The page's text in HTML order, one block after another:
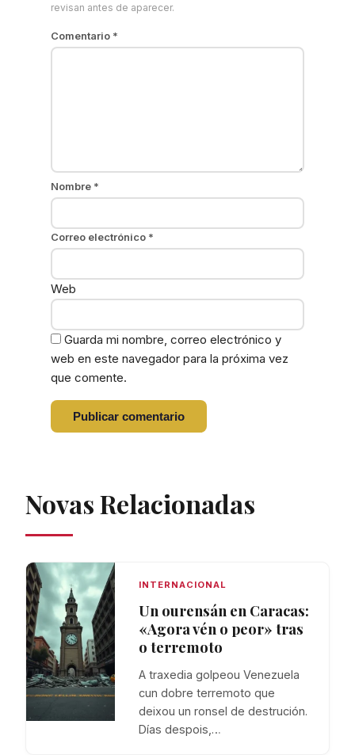
revisan antes de aparecer.
Comentario *
Nombre *
Correo electrónico *
Web
Guarda mi nombre, correo electrónico y
web en este navegador para la próxima vez
que comente.
Novas Relacionadas
INTERNACIONAL
Un ourensán en Caracas:
«Agora vén o peor» tras
o terremoto
A traxedia golpeou Venezuela
cun dobre terremoto que
deixou un ronsel de destrución.
Días despois,…